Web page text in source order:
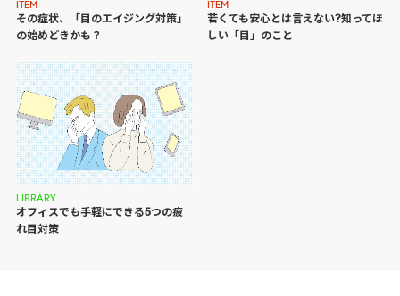
ITEM
その症状、「目のエイジング対策」
の始めどきかも？
ITEM
若くても安心とは言えない?知ってほ
しい「目」のこと
LIBRARY
オフィスでも手軽にできる5つの疲
れ目対策